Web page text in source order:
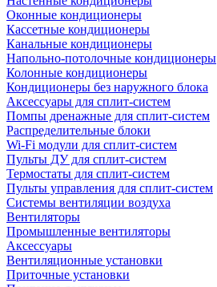
Оконные кондиционеры
Кассетные кондиционеры
Канальные кондиционеры
Напольно-потолочные кондиционеры
Колонные кондиционеры
Кондиционеры без наружного блока
Аксессуары для сплит-систем
Помпы дренажные для сплит-систем
Распределительные блоки
Wi-Fi модули для сплит-систем
Пульты ДУ для сплит-систем
Термостаты для сплит-систем
Пульты управления для сплит-систем
Системы вентиляции воздуха
Вентиляторы
Промышленные вентиляторы
Аксессуары
Вентиляционные установки
Приточные установки